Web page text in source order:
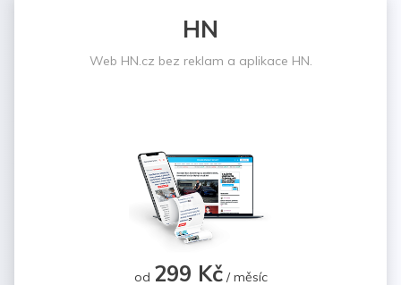
HN
Web HN.cz bez reklam a aplikace HN.
od 299 Kč/ měsíc